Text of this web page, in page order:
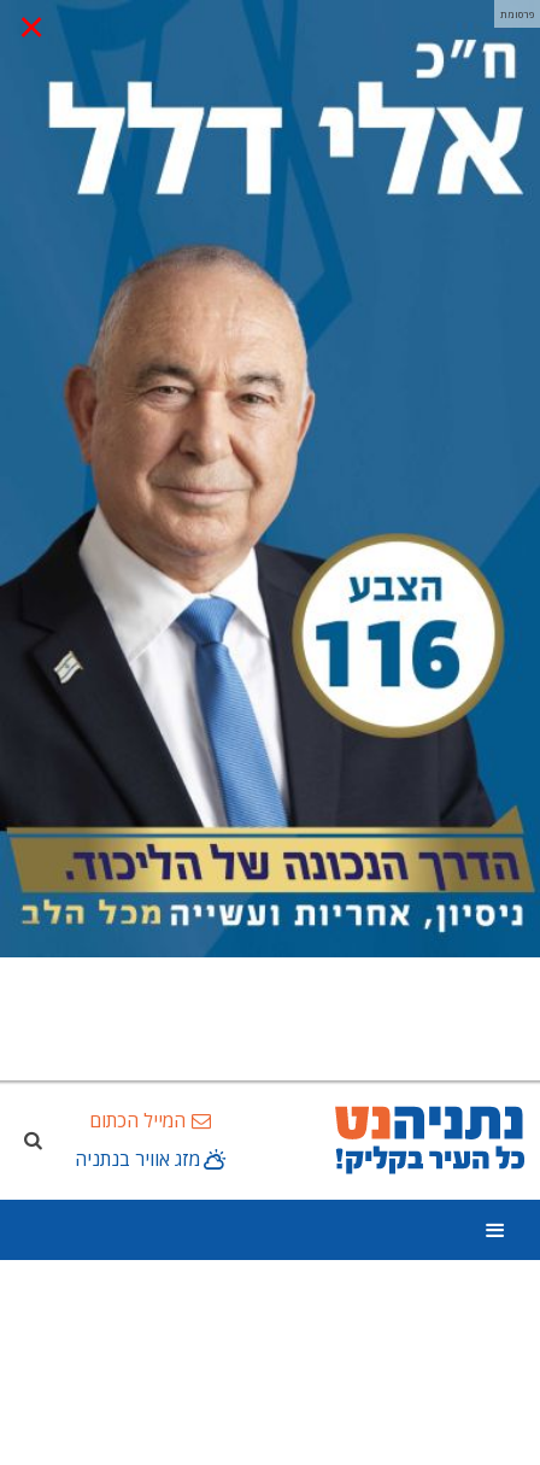
× פרסומת
המייל הכתום
מזג אוויר בנתניה